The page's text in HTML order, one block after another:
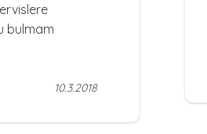
bulmam
10.3.2018